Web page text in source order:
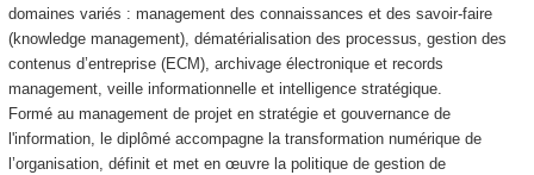
domaines variés : management des connaissances et des savoir-faire
(knowledge management), dématérialisation des processus, gestion des
contenus d’entreprise (ECM), archivage électronique et records
management, veille informationnelle et intelligence stratégique.
Formé au management de projet en stratégie et gouvernance de
l'information, le diplômé accompagne la transformation numérique de
l’organisation, définit et met en œuvre la politique de gestion de